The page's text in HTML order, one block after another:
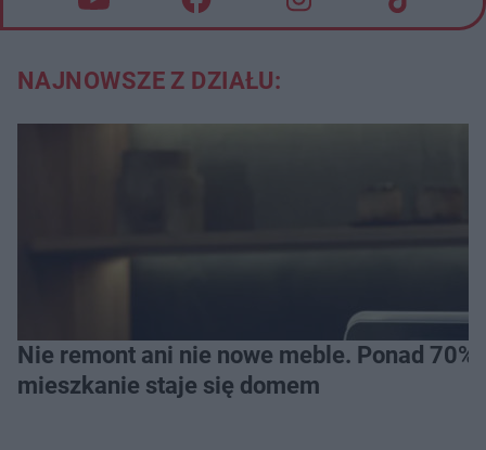
NAJNOWSZE Z DZIAŁU:
Nie remont ani nie nowe meble. Ponad
mieszkanie staje się domem